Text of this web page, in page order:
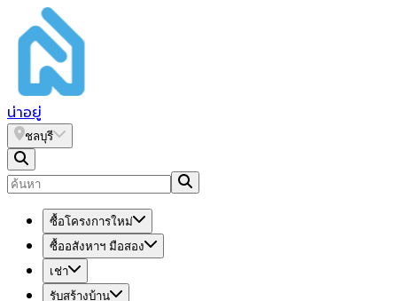
น่าอยู่
ชลบุรี
ซื้อโครงการใหม่
ซื้ออสังหาฯ มือสอง
เช่า
รับสร้างบ้าน